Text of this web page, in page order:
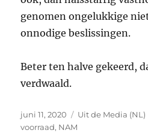
genomen ongelukkige
onnodige beslissingen.
Beter ten halve gekeerd,
verdwaald.
Geplaatst
op
juni 11, 2020 Categorieën
Uit de Media (NL)
voorraad, NAM